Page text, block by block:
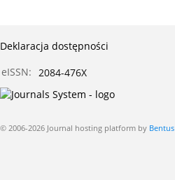
Deklaracja dostępności
eISSN: 2084-476X
© 2006-2026 Journal hosting platform by Bentus